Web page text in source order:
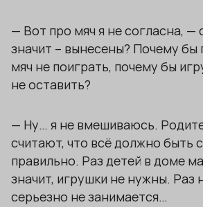
— Вот про мяч я не согласна, —
значит – вынесены? Почему бы
мяч не поиграть, почему бы
не оставить?
— Ну… я не вмешиваюсь.
считают, что всё должно быть
правильно. Раз детей в доме
значит, игрушки не нужны. Раз
серьезно не занимается…